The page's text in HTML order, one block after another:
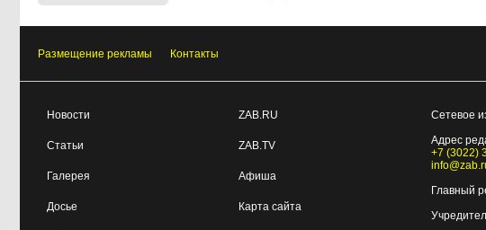
Размещение рекламы Контакты
Новости
Статьи
Галерея
Досье
ZAB.RU
ZAB.TV
Афиша
Карта сайта
Сетевое
Адрес
+7 (3022)
Главный